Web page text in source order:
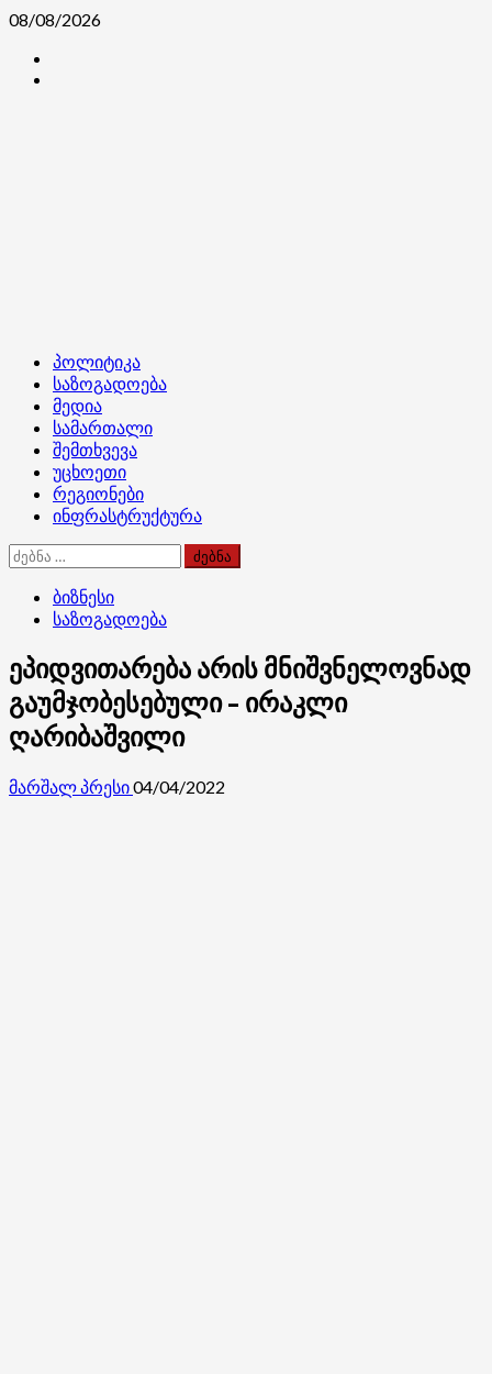
Skip
content
08/08/2026
Primary
Menu
პოლიტიკა
საზოგადოება
მედია
სამართალი
შემთხვევა
უცხოეთი
რეგიონები
ინფრასტრუქტურა
ძებნა:
ბიზნესი
საზოგადოება
ეპიდვითარება არის მნიშვნელოვნად
გაუმჯობესებული – ირაკლი
ღარიბაშვილი
მარშალ პრესი04/04/2022